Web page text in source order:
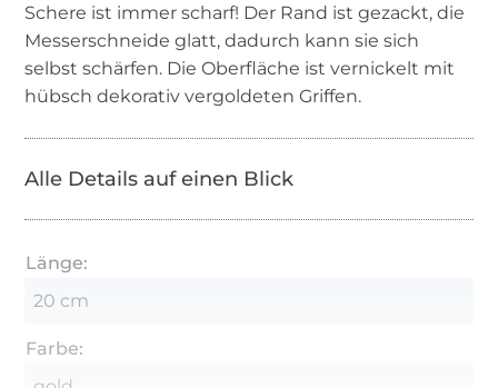
Schere ist immer scharf! Der Rand ist gezackt, die
Messerschneide glatt, dadurch kann sie sich
selbst schärfen. Die Oberfläche ist vernickelt mit
hübsch dekorativ vergoldeten Griffen.
Alle Details auf einen Blick
Länge:
20 cm
Farbe: